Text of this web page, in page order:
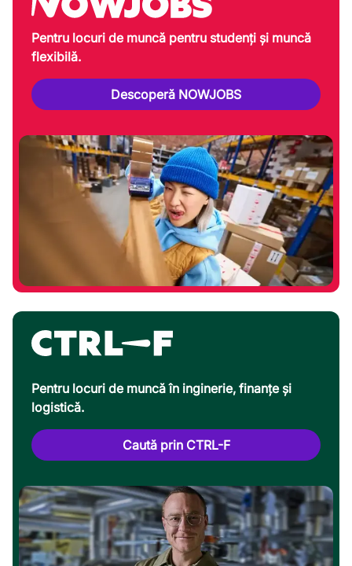
Pentru locuri de muncă pentru studenți și muncă
flexibilă.
Descoperă NOWJOBS
Pentru locuri de muncă în inginerie, finanțe și
logistică.
Caută prin CTRL-F